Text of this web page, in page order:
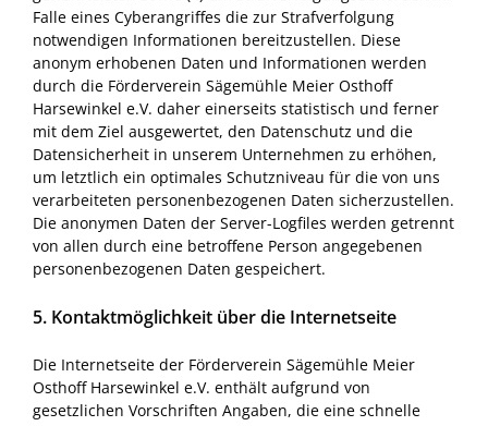
Falle eines Cyberangriffes die zur Strafverfolgung
notwendigen Informationen bereitzustellen. Diese
anonym erhobenen Daten und Informationen werden
durch die Förderverein Sägemühle Meier Osthoff
Harsewinkel e.V. daher einerseits statistisch und ferner
mit dem Ziel ausgewertet, den Datenschutz und die
Datensicherheit in unserem Unternehmen zu erhöhen,
um letztlich ein optimales Schutzniveau für die von uns
verarbeiteten personenbezogenen Daten sicherzustellen.
Die anonymen Daten der Server-Logfiles werden getrennt
von allen durch eine betroffene Person angegebenen
personenbezogenen Daten gespeichert.
5. Kontaktmöglichkeit über die Internetseite
Die Internetseite der Förderverein Sägemühle Meier
Osthoff Harsewinkel e.V. enthält aufgrund von
gesetzlichen Vorschriften Angaben, die eine schnelle